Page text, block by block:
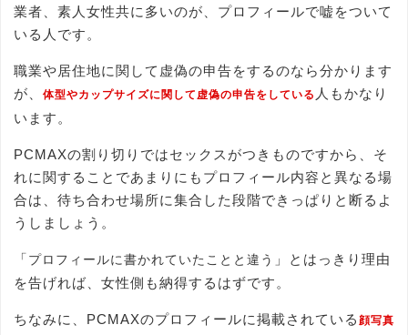
業者、素人女性共に多いのが、プロフィールで嘘をついて
いる人です。
職業や居住地に関して虚偽の申告をするのなら分かります
が、
体型やカップサイズに関して虚偽の申告をしている 人もかなり
います。
PCMAXの割り切りではセックスがつきものですから、そ
れに関することであまりにもプロフィール内容と異なる場
合は、待ち合わせ場所に集合した段階できっぱりと断るよ
うしましょう。
「プロフィールに書かれていたことと違う 」とはっきり理由
を告げれば、女性側も納得するはずです。
ちなみに、PCMAXのプロフィールに掲載されている 顔写真